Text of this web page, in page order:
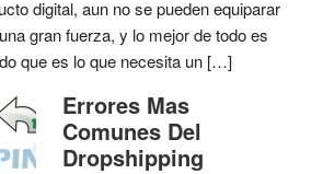
digital, aun no se pueden equiparar
gran fuerza, y lo mejor de todo es
que es lo que necesita un […]
Errores Mas
Comunes Del
Dropshipping